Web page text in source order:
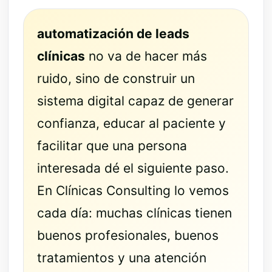
automatización de leads
clínicas no va de hacer más
ruido, sino de construir un
sistema digital capaz de generar
confianza, educar al paciente y
facilitar que una persona
interesada dé el siguiente paso.
En Clínicas Consulting lo vemos
cada día: muchas clínicas tienen
buenos profesionales, buenos
tratamientos y una atención